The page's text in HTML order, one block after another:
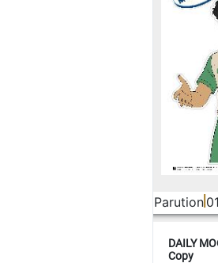
Parution
DAILY
Copy